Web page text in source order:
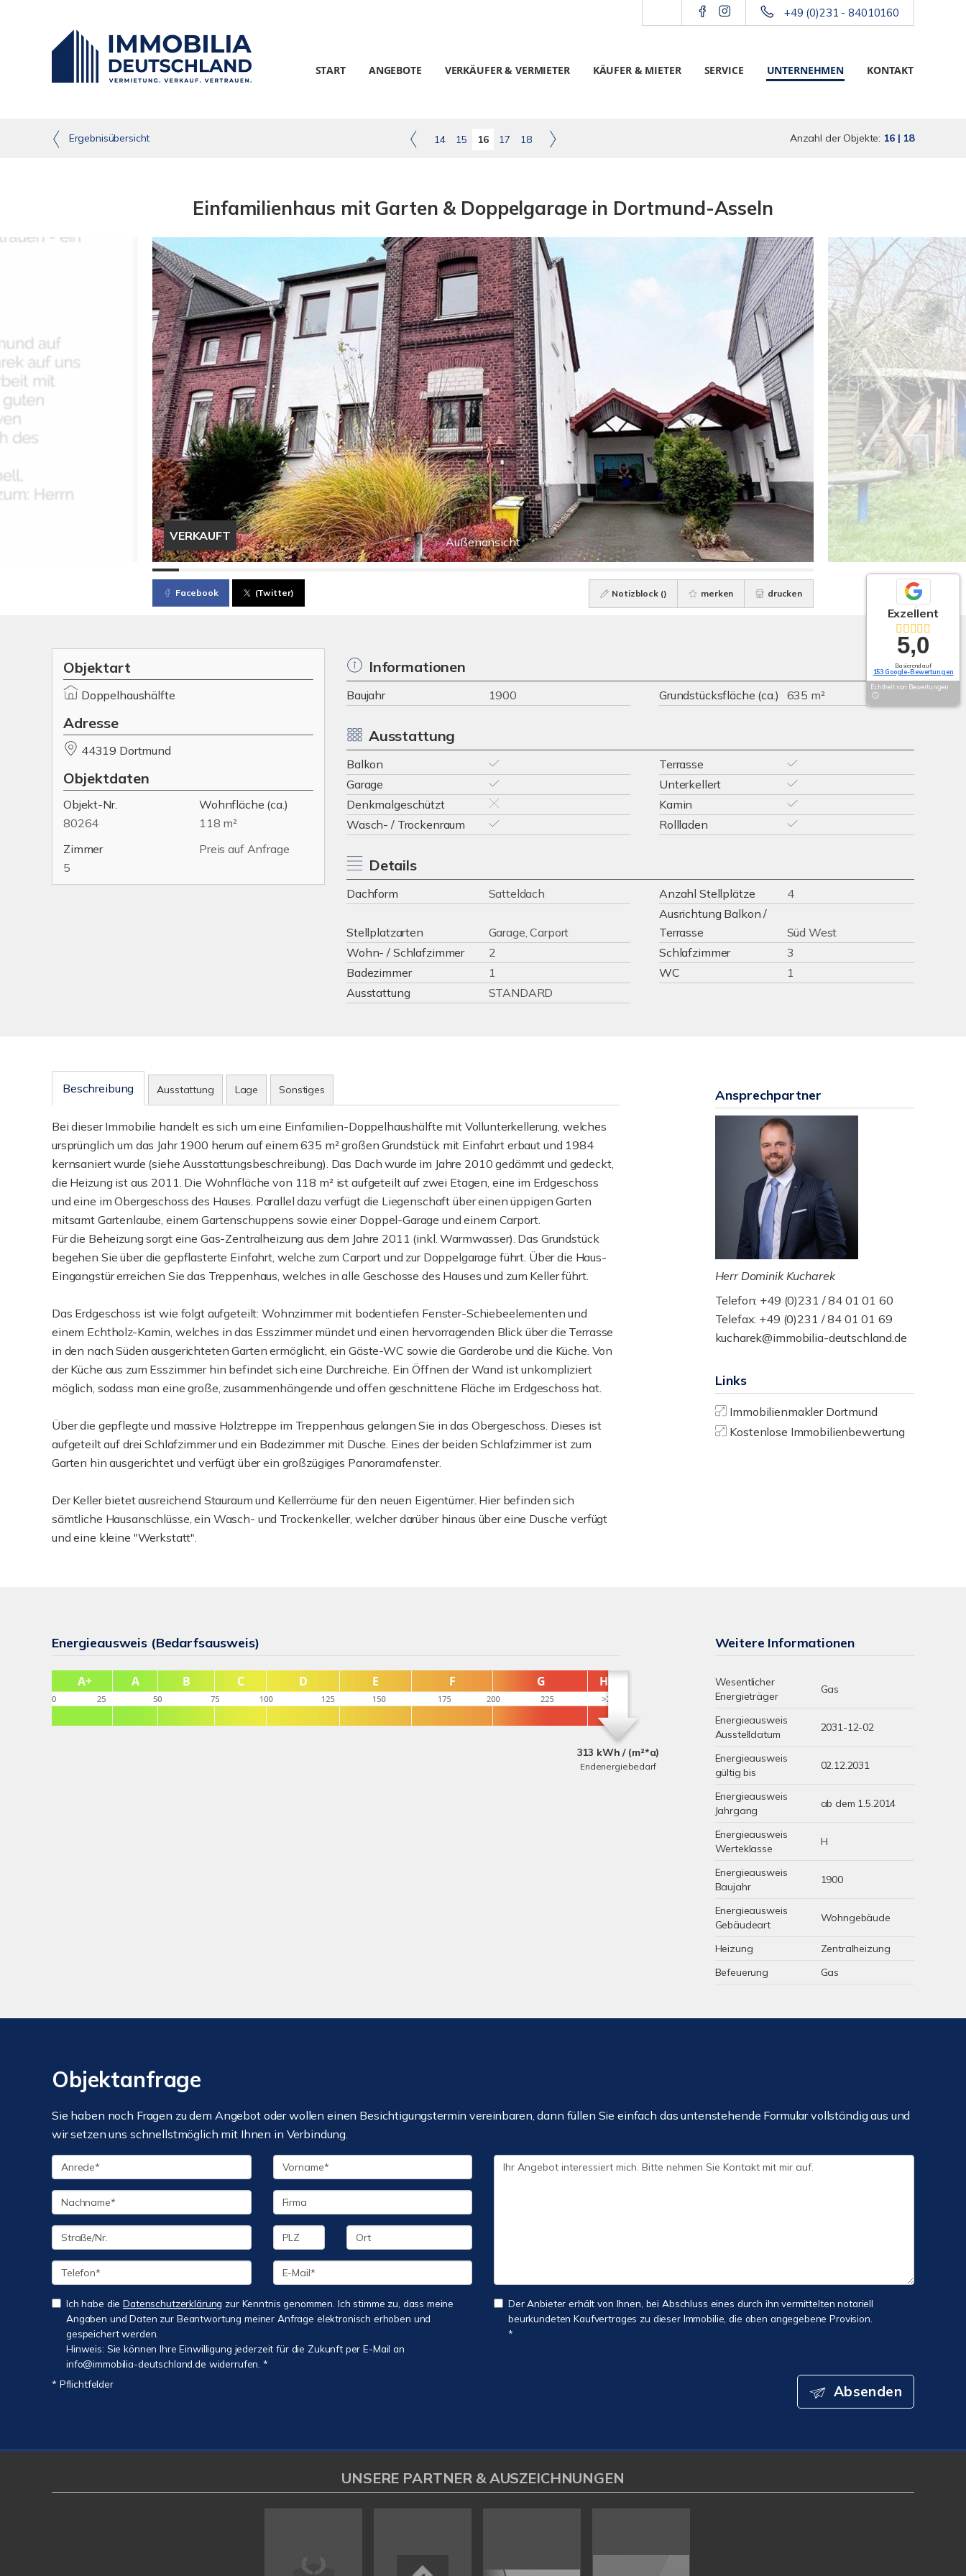
+49 (0)231 - 84010160
START ANGEBOTE VERKÄUFER & VERMIETER KÄUFER & MIETER SERVICE UNTERNEHMEN KONTAKT
Ergebnisübersicht 14 15 16 17 18 Anzahl der Objekte: 16 | 18
Einfamilienhaus mit Garten & Doppelgarage in Dortmund-Asseln
Außenansicht
VERKAUFT
Facebook (Twitter) Notizblock () merken drucken
Objektart
Doppelhaushälfte
Adresse
44319 Dortmund
Objektdaten
Objekt-Nr.
80264
Wohnfläche (ca.)
118 m²
Zimmer
5
Preis auf Anfrage
Informationen
Baujahr 1900 Grundstücksfläche (ca.) 635 m²
Ausstattung
Balkon
Terrasse
Garage
Unterkellert
Denkmalgeschützt
Kamin
Wasch- / Trockenraum
Rollladen
Details
Dachform Satteldach Anzahl Stellplätze 4
Stellplatzarten Garage, Carport
Ausrichtung Balkon /
Terrasse
Süd West
Wohn- / Schlafzimmer
2 Schlafzimmer
3
Badezimmer
1 WC
1
Ausstattung
STANDARD
Beschreibung Ausstattung Lage Sonstiges
Bei dieser Immobilie handelt es sich um eine Einfamilien-Doppelhaushälfte mit Vollunterkellerung, welches
ursprünglich um das Jahr 1900 herum auf einem 635 m² großen Grundstück mit Einfahrt erbaut und 1984
kernsaniert wurde (siehe Ausstattungsbeschreibung). Das Dach wurde im Jahre 2010 gedämmt und gedeckt,
die Heizung ist aus 2011. Die Wohnfläche von 118 m² ist aufgeteilt auf zwei Etagen, eine im Erdgeschoss
und eine im Obergeschoss des Hauses. Parallel dazu verfügt die Liegenschaft über einen üppigen Garten
mitsamt Gartenlaube, einem Gartenschuppens sowie einer Doppel-Garage und einem Carport.
Für die Beheizung sorgt eine Gas-Zentralheizung aus dem Jahre 2011 (inkl. Warmwasser). Das Grundstück
begehen Sie über die gepflasterte Einfahrt, welche zum Carport und zur Doppelgarage führt. Über die Haus-
Eingangstür erreichen Sie das Treppenhaus, welches in alle Geschosse des Hauses und zum Keller führt.
Das Erdgeschoss ist wie folgt aufgeteilt: Wohnzimmer mit bodentiefen Fenster-Schiebeelementen und
einem Echtholz-Kamin, welches in das Esszimmer mündet und einen hervorragenden Blick über die Terrasse
in den nach Süden ausgerichteten Garten ermöglicht, ein Gäste-WC sowie die Garderobe und die Küche. Von
der Küche aus zum Esszimmer hin befindet sich eine Durchreiche. Ein Öffnen der Wand ist unkompliziert
möglich, sodass man eine große, zusammenhängende und offen geschnittene Fläche im Erdgeschoss hat.
Über die gepflegte und massive Holztreppe im Treppenhaus gelangen Sie in das Obergeschoss. Dieses ist
aufgeteilt auf drei Schlafzimmer und ein Badezimmer mit Dusche. Eines der beiden Schlafzimmer ist zum
Garten hin ausgerichtet und verfügt über ein großzügiges Panoramafenster.
Der Keller bietet ausreichend Stauraum und Kellerräume für den neuen Eigentümer. Hier befinden sich
sämtliche Hausanschlüsse, ein Wasch- und Trockenkeller, welcher darüber hinaus über eine Dusche verfügt
und eine kleine "Werkstatt".
Ansprechpartner
Herr Dominik Kucharek
Telefon: +49 (0)231 / 84 01 01 60
Telefax: +49 (0)231 / 84 01 01 69
kucharek@immobilia-deutschland.de
Links
Immobilienmakler Dortmund
Kostenlose Immobilienbewertung
Energieausweis (Bedarfsausweis)
313 kWh / (m²*a)
Endenergiebedarf
Weitere Informationen
Wesentlicher
Energieträger
Gas
Energieausweis
Ausstelldatum
2031-12-02
Energieausweis
gültig bis
02.12.2031
Energieausweis
Jahrgang
ab dem 1.5.2014
Energieausweis
Werteklasse
H
Energieausweis
Baujahr
1900
Energieausweis
Gebäudeart
Wohngebäude
Heizung
Zentralheizung
Befeuerung
Gas
Objektanfrage
Sie haben noch Fragen zu dem Angebot oder wollen einen Besichtigungstermin vereinbaren, dann füllen Sie einfach das untenstehende Formular vollständig aus und
wir setzen uns schnellstmöglich mit Ihnen in Verbindung.
Ich habe dieDatenschutzerklärung zur Kenntnis genommen. Ich stimme zu, dass meine
Angaben und Daten zur Beantwortung meiner Anfrage elektronisch erhoben und
gespeichert werden.
Hinweis: Sie können Ihre Einwilligung jederzeit für die Zukunft per E-Mail an
info@immobilia-deutschland.de widerrufen. *
Der Anbieter erhält von Ihnen, bei Abschluss eines durch ihn vermittelten notariell
beurkundeten Kaufvertrages zu dieser Immobilie, die oben angegebene Provision.
*
* Pflichtfelder Absenden
Exzellent
5,0
Basierend auf
153 Google-Bewertungen
Echtheit von Bewertungen
UNSERE PARTNER & AUSZEICHNUNGEN